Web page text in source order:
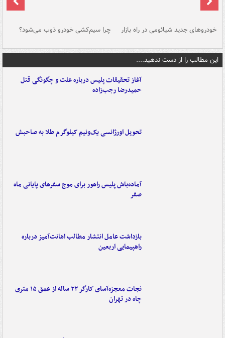
خودروهای جدید شیائومی در راه بازار چرا سیم‌کشی خودرو ذوب می‌شود؟
این مطالب را از دست ندهید....
آغاز تحقیقات پلیس درباره علت و چگونگی قتل
حمیدرضا رجب‌زاده
تحویل اورژانسی یک‌ونیم کیلوگرم طلا به صاحبش
آماده‌باش پلیس راهور برای موج سفرهای پایانی ماه
صفر
بازداشت عامل انتشار مطالب اهانت‌آمیز درباره
راهپیمایی اربعین
نجات معجزه‌آسای کارگر ۲۲ ساله از عمق ۱۵ متری
چاه در تهران